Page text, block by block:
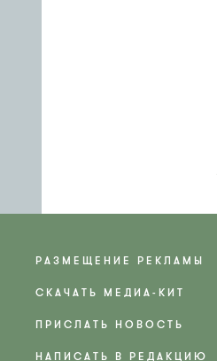
РАЗМЕЩЕНИЕ РЕКЛАМЫ
СКАЧАТЬ МЕДИА-КИТ
ПРИСЛАТЬ НОВОСТЬ
НАПИСАТЬ В РЕДАКЦИЮ